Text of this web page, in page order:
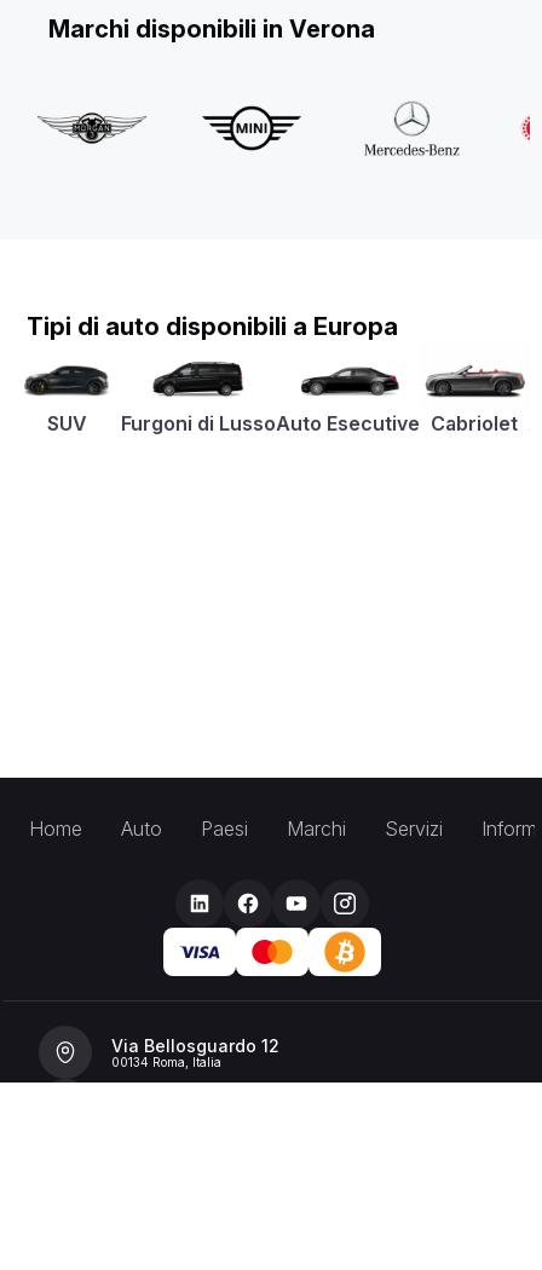
Marchi disponibili in Verona
Tipi di auto disponibili a Europa
SUV Furgoni di LussoAuto Esecutive Cabriolet
Home Auto Paesi Marchi Servizi
Via Bellosguardo 12
00134 Roma, Italia